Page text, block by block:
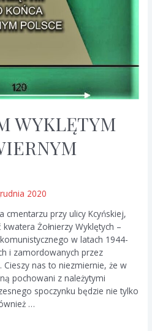
WYKLĘTYM
2020
cmentarzu przy ulicy Kcyńskiej,
Żołnierzy Wyklętych –
w latach 1944-
i zamordowanych przez
nas to niezmiernie, że w
pochowani z należytymi
spoczynku będzie nie tylko
…